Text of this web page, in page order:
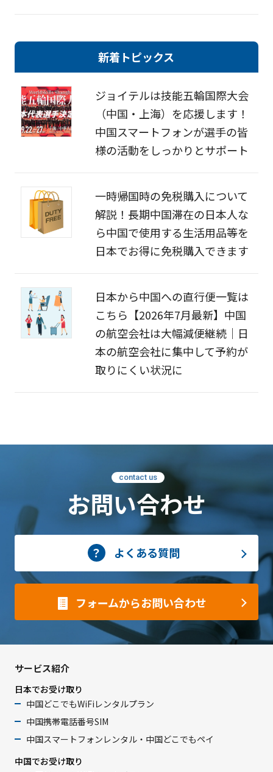
新着トピックス
ジョイテルは技能五輪国際大会
（中国・上海）を応援します！
中国スマートフォンが選手の皆
様の活動をしっかりとサポート
一時帰国時の免税購入について
解説！長期中国滞在の日本人な
ら中国で使用する生活用品等を
日本でお得に免税購入できます
日本から中国への直行便一覧は
こちら【2026年7月最新】中国
の航空会社は大幅減便継続｜日
本の航空会社に集中して予約が
取りにくい状況に
contact us
お問い合わせ
よくある質問
フォームからお問い合わせ
サービス紹介
日本でお受け取り
中国どこでもWiFiレンタルプラン
中国携帯電話番号SIM
中国スマートフォンレンタル・中国どこでもペイ
中国でお受け取り